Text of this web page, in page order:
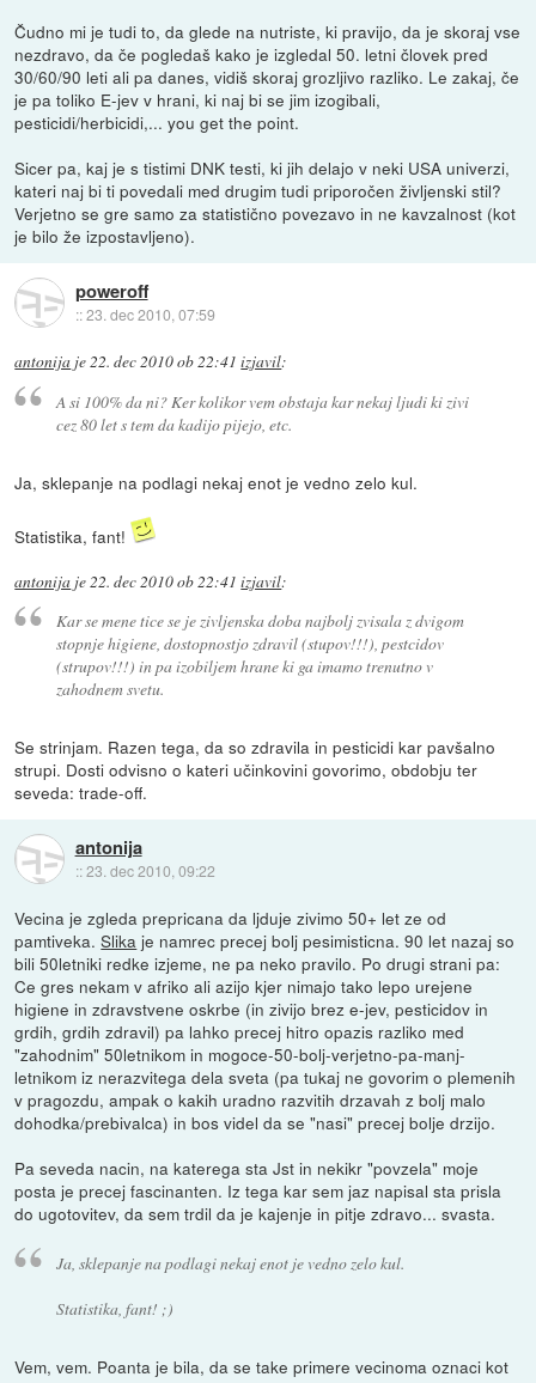
Čudno mi je tudi to, da glede na nutriste, ki pravijo, da je skoraj vse
nezdravo, da če pogledaš kako je izgledal 50. letni človek pred
30/60/90 leti ali pa danes, vidiš skoraj grozljivo razliko. Le zakaj, če
je pa toliko E-jev v hrani, ki naj bi se jim izogibali,
pesticidi/herbicidi,... you get the point.
Sicer pa, kaj je s tistimi DNK testi, ki jih delajo v neki USA univerzi,
kateri naj bi ti povedali med drugim tudi priporočen življenski stil?
Verjetno se gre samo za statistično povezavo in ne kavzalnost (kot
je bilo že izpostavljeno).
poweroff
::23. dec 2010, 07:59
antonija je22. dec 2010 ob 22:41 izjavil:
A si 100% da ni? Ker kolikor vem obstaja kar nekaj ljudi ki zivi
cez 80 let s tem da kadijo pijejo, etc.
Ja, sklepanje na podlagi nekaj enot je vedno zelo kul.
Statistika, fant!
antonija je22. dec 2010 ob 22:41 izjavil:
Kar se mene tice se je zivljenska doba najbolj zvisala z dvigom
stopnje higiene, dostopnostjo zdravil (stupov!!!), pestcidov
(strupov!!!) in pa izobiljem hrane ki ga imamo trenutno v
zahodnem svetu.
Se strinjam. Razen tega, da so zdravila in pesticidi kar pavšalno
strupi. Dosti odvisno o kateri učinkovini govorimo, obdobju ter
seveda: trade-off.
antonija
::23. dec 2010, 09:22
Vecina je zgleda prepricana da ljduje zivimo 50+ let ze od
pamtiveka.Slika je namrec precej bolj pesimisticna. 90 let nazaj so
bili 50letniki redke izjeme, ne pa neko pravilo. Po drugi strani pa:
Ce gres nekam v afriko ali azijo kjer nimajo tako lepo urejene
higiene in zdravstvene oskrbe (in zivijo brez e-jev, pesticidov in
grdih, grdih zdravil) pa lahko precej hitro opazis razliko med
"zahodnim" 50letnikom in mogoce-50-bolj-verjetno-pa-manj-
letnikom iz nerazvitega dela sveta (pa tukaj ne govorim o plemenih
v pragozdu, ampak o kakih uradno razvitih drzavah z bolj malo
dohodka/prebivalca) in bos videl da se "nasi" precej bolje drzijo.
Pa seveda nacin, na katerega sta Jst in nekikr "povzela" moje
posta je precej fascinanten. Iz tega kar sem jaz napisal sta prisla
do ugotovitev, da sem trdil da je kajenje in pitje zdravo... svasta.
Ja, sklepanje na podlagi nekaj enot je vedno zelo kul.
Statistika, fant! ;)
Vem, vem. Poanta je bila, da se take primere vecinoma oznaci kot